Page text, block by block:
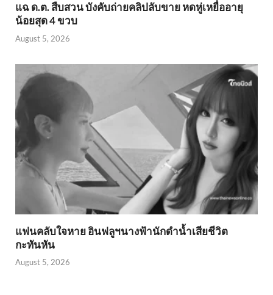
แฉ ด.ต. สืบสวน บังคับถ่ายคลิปลับขาย หดหู่เหยื่ออายุ
น้อยสุด 4 ขวบ
August 5, 2026
แฟนคลับใจหาย อินฟลูฯนางฟ้านักดำน้ำเสียชีวิต
กะทันหัน
August 5, 2026